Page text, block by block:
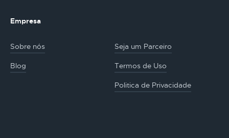
Empresa
Sobre nós Seja um Parceiro
Blog Termos de Uso
Politica de Privacidade